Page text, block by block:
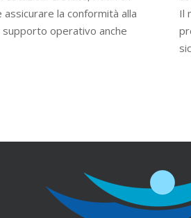
la conformità alla
operativo anche
Il